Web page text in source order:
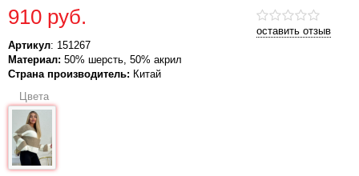
оставить отзыв
910 руб.
Артикул: 151267
Материал: 50% шерсть, 50% акрил
Страна производитель: Китай
Цвета